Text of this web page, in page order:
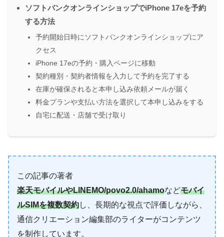
ソフトバンクオンラインショップでiPhone 17eを予約
する方法
予約開始日時にソフトバンクオンラインショップにア
クセス
iPhone 17eの予約・購入ページに移動
契約種別・契約者情報を入力して予約を完了する
在庫が確保されると本申し込み依頼メールが届く
料金プランや支払い方法を選択して本申し込みをする
自宅に配送・店舗で受け取り
この記事の著者
楽天モバイルやLINEMO/povo2.0/ahamoなどモバイ
ルSIMを複数契約し、長期的な視点で評価しながら、
通信クリエーション編集部のライターがコンテンツ
を制作しています。